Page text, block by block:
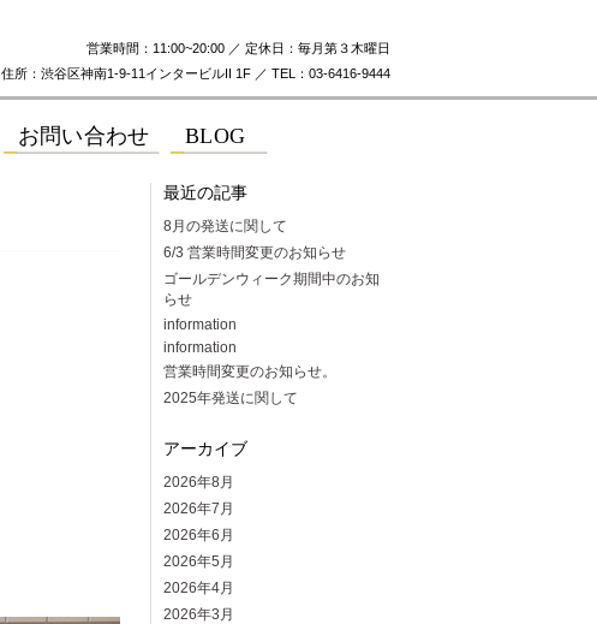
営業時間：11:00~20:00 ／ 定休日：毎月第３木曜日
住所：渋谷区神南1-9-11インタービルII 1F ／ TEL：03-6416-9444
最近の記事
8月の発送に関して
6/3 営業時間変更のお知らせ
ゴールデンウィーク期間中のお知
らせ
information
information
営業時間変更のお知らせ。
2025年発送に関して
アーカイブ
2026年8月
2026年7月
2026年6月
2026年5月
2026年4月
2026年3月